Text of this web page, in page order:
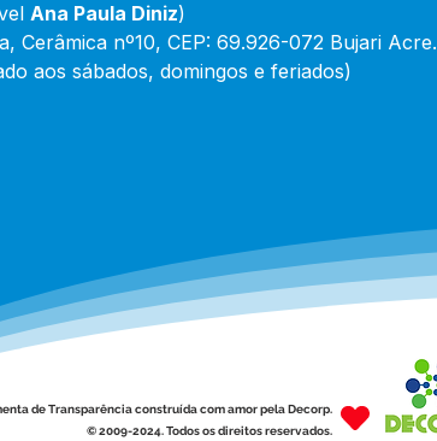
Ana Paula Diniz)
Cerâmica nº10, CEP: 69.926-072 Bujari Acre.
aos sábados, domingos e feriados)
de Transparência construída com amor pela Decorp.
© 2009-2024. Todos os direitos reservados.